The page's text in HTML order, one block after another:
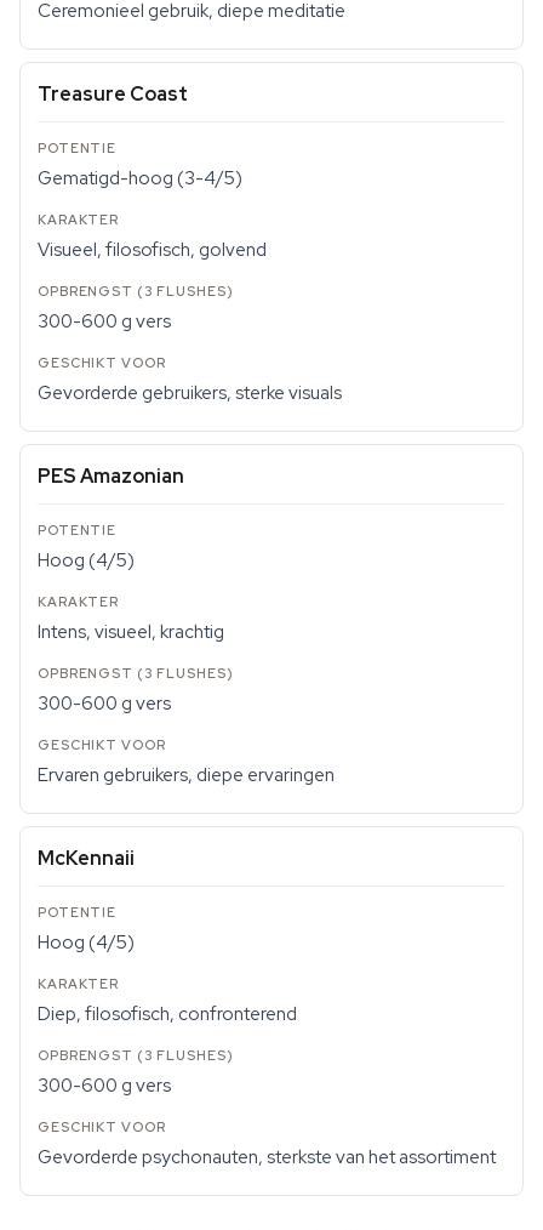
Ceremonieel gebruik, diepe meditatie
Treasure Coast
Gematigd-hoog (3-4/5)
Visueel, filosofisch, golvend
300-600 g vers
Gevorderde gebruikers, sterke visuals
PES Amazonian
Hoog (4/5)
Intens, visueel, krachtig
300-600 g vers
Ervaren gebruikers, diepe ervaringen
McKennaii
Hoog (4/5)
Diep, filosofisch, confronterend
300-600 g vers
Gevorderde psychonauten, sterkste van het assortiment